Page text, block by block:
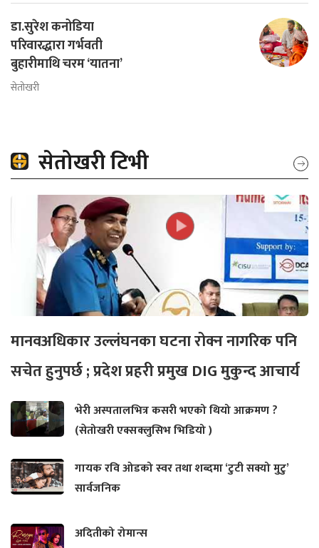
डा.सुरेश कनोडिया
परिवारद्धारा गर्भवती
बुहारीमाथि चरम ‘यातना’
सेतोखरी
सेतोखरी टिभी
मानवअधिकार उल्लंघनका घटना रोक्न नागरिक पनि
सचेत हुनुपर्छ ; प्रदेश प्रहरी प्रमुख DIG मुकुन्द आचार्य
भेरी अस्पतालभित्र कसरी भएको थियो आक्रमण ?
(सेतोखरी एक्सक्लुसिभ भिडियो )
गायक रवि ओडको स्वर तथा शब्दमा ‘टुटी सक्यो मुटु’
सार्वजनिक
अदितीको रोमान्स